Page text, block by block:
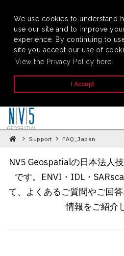
We use cookies to understand
use our site and to improve
experience. By continuing to
site you accept our use of
View the Privacy Policy here.
I Accept
Support FAQ_Japan
NV5 Geospatialの日本法人
です。ENVI・IDL・
て、よくあるご質問やご回
情報をご紹介